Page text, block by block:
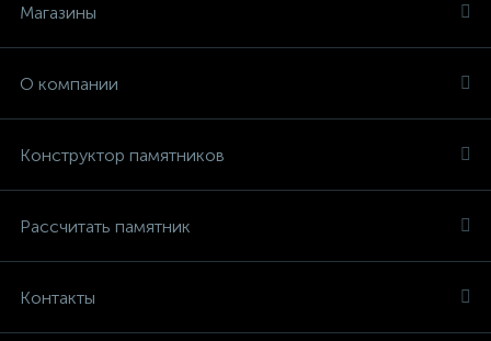
Магазины
О компании
Конструктор памятников
Рассчитать памятник
Контакты